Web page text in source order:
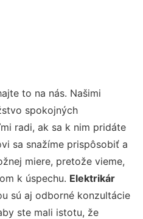
to na nás. Našimi
spokojných
radi, ak sa k nim pridáte
sa snažíme prispôsobiť a
miere, pretože vieme,
k úspechu. Elektrikár
sú aj odborné konzultácie
ste mali istotu, že